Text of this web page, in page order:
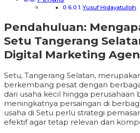
Yusuf Hidayatulloh
Pendahuluan:
Setu Tangerang
Digital Marketing
Setu, Tangerang Selatan,
berkembang pesat dengan
dari usaha kecil hingga perusahaan
meningkatnya persaingan di
usaha di Setu perlu strategi
efektif agar tetap relevan dan